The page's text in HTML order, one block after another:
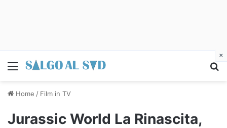
Menu
Home / Film in TV
Jurassic World La Rinascita,
×